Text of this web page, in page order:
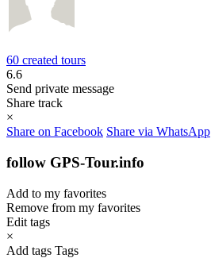
60 created tours
6.6
Send private message
Share track
×
Share on Facebook Share via WhatsApp
follow GPS-Tour.info
Add to my favorites
Remove from my favorites
Edit tags
×
Add tags Tags